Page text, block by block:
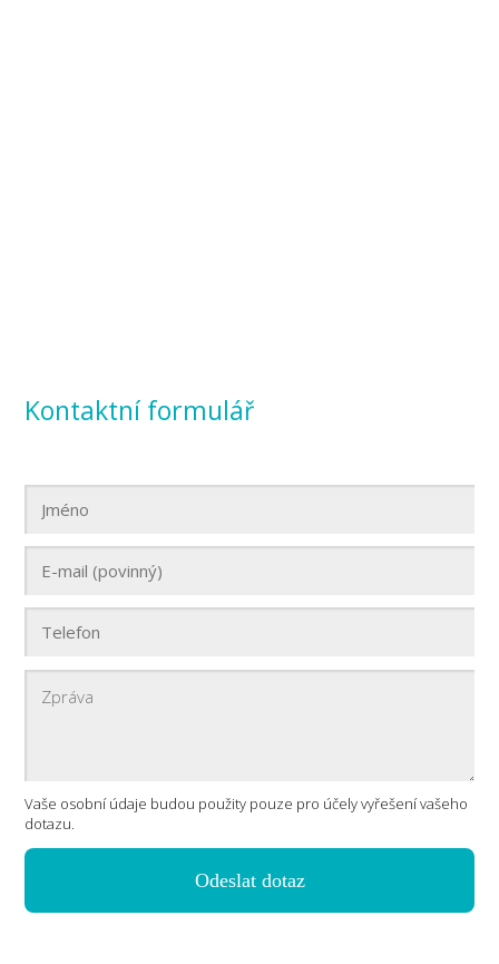
Kontaktní formulář
Vaše osobní údaje budou použity pouze pro účely vyřešení vašeho
dotazu.
Odeslat dotaz